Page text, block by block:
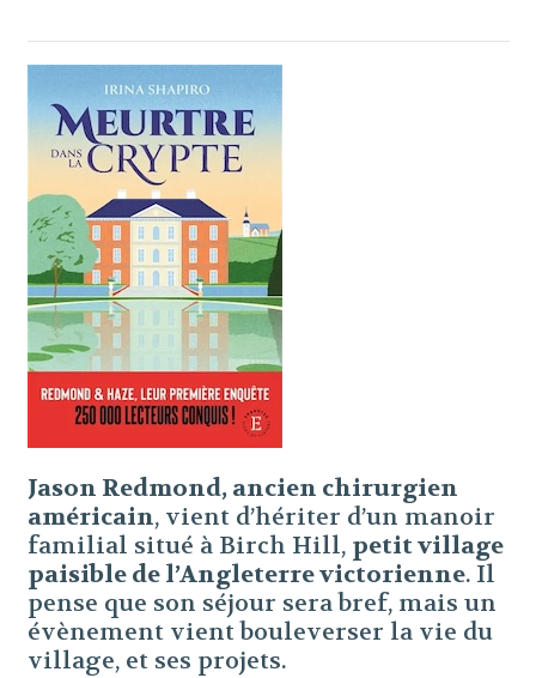
Jason Redmond, ancien chirurgien
américain, vient d’hériter d’un manoir
familial situé à Birch Hill, petit village
paisible de l’Angleterre victorienne. Il
pense que son séjour sera bref, mais un
évènement vient bouleverser la vie du
village, et ses projets.